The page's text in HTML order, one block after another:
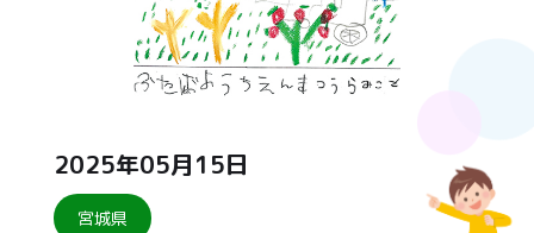
2025年05月15日
宮城県